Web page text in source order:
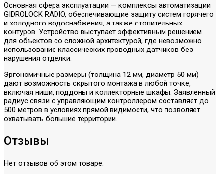
Основная сфера эксплуатации — комплексы автоматизации
GIDROLOCK RADIO, обеспечивающие защиту систем горячего
и холодного водоснабжения, а также отопительных
контуров. Устройство выступает эффективным решением
для объектов со сложной архитектурой, где невозможно
использование классических проводных датчиков без
нарушения отделки.
Эргономичные размеры (толщина 12 мм, диаметр 50 мм)
дают возможность скрытого монтажа в любой точке,
включая ниши, поддоны и коллекторные шкафы. Заявленный
радиус связи с управляющим контроллером составляет до
500 метров в условиях прямой видимости, что позволяет
охватывать большие территории.
Отзывы
Нет отзывов об этом товаре.